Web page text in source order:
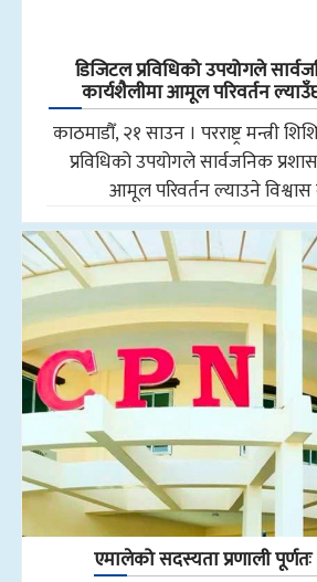
डिजिटल प्रविधिको उपयोगले
कार्यशैलीमा आमूल परिवर्तन
काठमाडौँ, २१ साउन । परराष्ट्र मन्त्री
प्रविधिको उपयोगले सार्वजनिक
आमूल परिवर्तन ल्याउने
एमालेको सदस्यता प्रणाली पूर्णतः